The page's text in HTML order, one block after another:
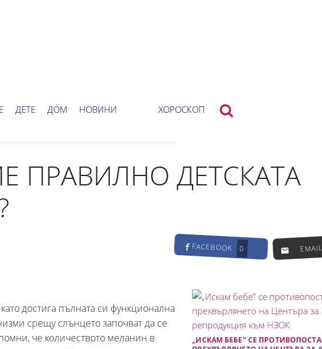
ДЕТЕ ДОМ НОВИНИ ХОРОСКОП
ПРАВИЛНО ДЕТСКАТА
FACEBOOK 0
достига пълната си функционална
срещу слънцето започват да се
че количеството меланин в
„ИСКАМ БЕБЕ" СЕ